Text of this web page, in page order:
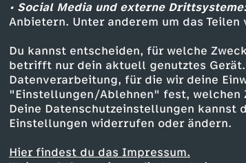
• Social Media und externe Drittsysteme:
Anbietern. Unter anderem um das
Du kannst entscheiden, für welche
betrifft nur dein aktuell genutztes
Datenverarbeitung, für die wir deine
"Einstellungen/Ablehnen" fest, welchen
Deine Datenschutzeinstellungen
Einstellungen widerrufen oder ändern.
Hier findest du das Impressum.
Ähnliche Inhalte
Politik Magazin